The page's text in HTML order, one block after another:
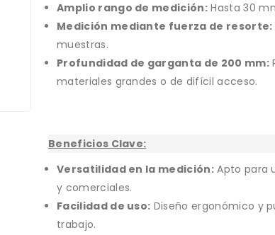
Amplio rango de medición: Hasta 30
Medición mediante fuerza de resorte:
muestras.
Profundidad de garganta de 200 mm:
materiales grandes o de difícil acceso.
Beneficios Clave:
Versatilidad en la medición:Apto para
y comerciales.
Facilidad de uso: Diseño ergonómico y
trabajo.